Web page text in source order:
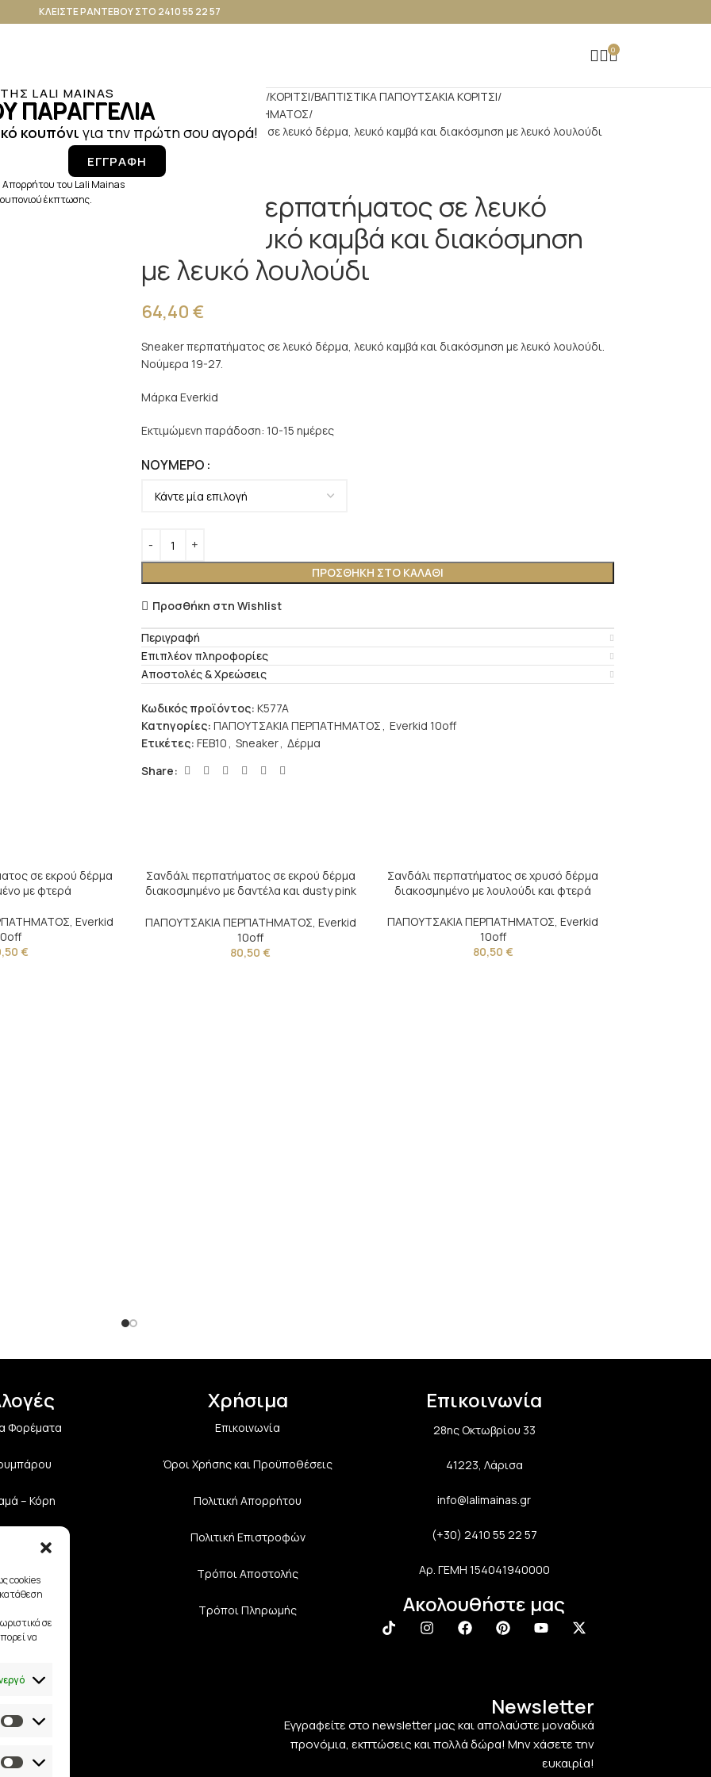
LALI MAINAS
ΠΑΡΑΓΓΕΛΙΑ
κουπόνι για την πρώτη σου αγορά!
ΕΓΓΡΑΦΗ
Απορρήτου του Lali Mainas
έκπτωσης.
cookies
σε
να
ΚΛΕΙΣΤΕ ΡΑΝΤΕΒΟΥ ΣΤΟ 2410 55 22 57
0
ΚΟΡΙΤΣΙ ΒΑΠΤΙΣΤΙΚΑ ΠΑΠΟΥΤΣΑΚΙΑ ΚΟΡΙΤΣΙ
ΠΑΠΟΥΤΣΑΚΙΑ ΠΕΡΠΑΤΗΜΑΤΟΣ
Sneaker περπατήματος σε λευκό δέρμα, λευκό καμβά και διακόσμηση με λευκό λουλούδι
Sneaker περπατήματος σε λευκό
δέρμα, λευκό καμβά και διακόσμηση
με λευκό λουλούδι
64,40 €
Sneaker περπατήματος σε λευκό δέρμα, λευκό καμβά και διακόσμηση με λευκό λουλούδι.
Νούμερα 19-27.
Μάρκα Everkid
Εκτιμώμενη παράδοση: 10-15 ημέρες
ΝΟΎΜΕΡΟ
ΠΡΟΣΘΉΚΗ ΣΤΟ ΚΑΛΆΘΙ
Προσθήκη στη Wishlist
Περιγραφή
Επιπλέον πληροφορίες
Αποστολές & Χρεώσεις
Κωδικός προϊόντος: K577A
Κατηγορίες: ΠΑΠΟΥΤΣΑΚΙΑ ΠΕΡΠΑΤΗΜΑΤΟΣ, Everkid 10off
Ετικέτες: FEB10, Sneaker, Δέρμα
Share:
σε εκρού δέρμα
με φτερά
,Everkid
€
Σανδάλι περπατήματος σε εκρού δέρμα
διακοσμημένο με δαντέλα και dusty pink
ΠΑΠΟΥΤΣΑΚΙΑ ΠΕΡΠΑΤΗΜΑΤΟΣ, Everkid
10off
80,50 €
Σανδάλι περπατήματος σε χρυσό δέρμα
διακοσμημένο με λουλούδι και φτερά
ΠΑΠΟΥΤΣΑΚΙΑ ΠΕΡΠΑΤΗΜΑΤΟΣ,Everkid
10off
80,50 €
Φορέματα
– Κόρη
Χρήσιμα
Επικοινωνία
Όροι Χρήσης και Προϋποθέσεις
Πολιτική Aπορρήτου
Πολιτική Επιστροφών
Τρόποι Αποστολής
Τρόποι Πληρωμής
Επικοινωνία
28ης Οκτωβρίου 33
41223, Λάρισα
info@lalimainas.gr
(+30) 2410 55 22 57
Αρ. ΓΕΜΗ 154041940000
Ακολουθήστε μας
Newsletter
Εγγραφείτε στο newsletter μας και απολαύστε μοναδικά
προνόμια, εκπτώσεις και πολλά δώρα! Μην χάσετε την
ευκαιρία!